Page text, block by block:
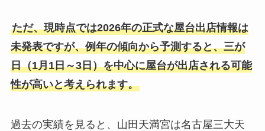
ただ、現時点では2026年の正式な屋台出店情報は
未発表ですが、例年の傾向から予測すると、三が
日（1月1日～3日）を中心に屋台が出店される可能
性が高いと考えられます。
過去の実績を見ると、山田天満宮は名古屋三大天